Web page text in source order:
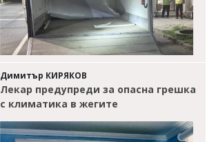
Димитър КИРЯКОВ
Лекар предупреди за опасна грешка
с климатика в жегите